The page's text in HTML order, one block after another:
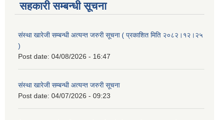
सहकारी सम्बन्धी सूचना
संस्था खारेजी सम्बन्धी अत्यन्त जरुरी सूचना ( प्रकाशित मिति २०८२।१२।२५
)
Post date: 04/08/2026 - 16:47
संस्था खारेजी सम्बन्धी अत्यन्त जरुरी सूचना
Post date: 04/07/2026 - 09:23